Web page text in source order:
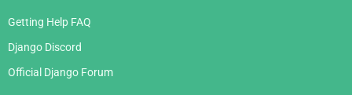
Getting Help FAQ
Django Discord
Official Django Forum